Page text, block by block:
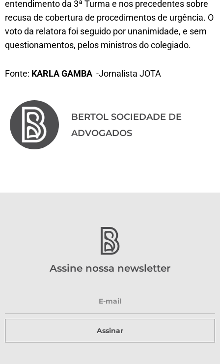
entendimento da 3ª Turma e nos precedentes sobre
recusa de cobertura de procedimentos de urgência. O
voto da relatora foi seguido por unanimidade, e sem
questionamentos, pelos ministros do colegiado.
Fonte: KARLA GAMBA -Jornalista JOTA
BERTOL SOCIEDADE DE
ADVOGADOS
Assine nossa newsletter
Assinar